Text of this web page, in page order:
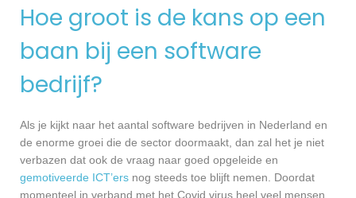
Hoe groot is de kans op een
baan bij een software
bedrijf?
Als je kijkt naar het aantal software bedrijven in Nederland en
de enorme groei die de sector doormaakt, dan zal het je niet
verbazen dat ook de vraag naar goed opgeleide en
gemotiveerde ICT’ers nog steeds toe blijft nemen. Doordat
momenteel in verband met het Covid virus heel veel mensen